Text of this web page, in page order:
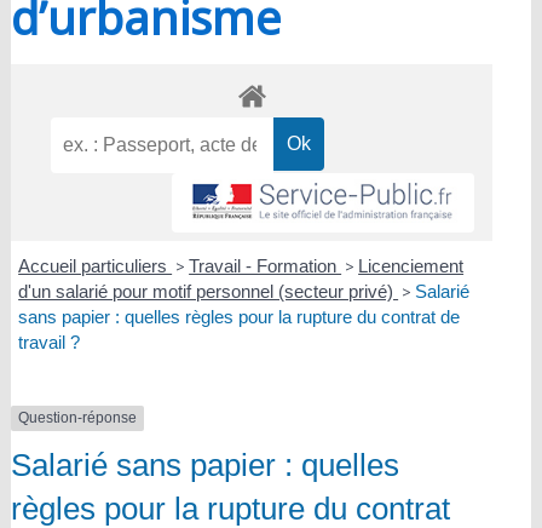
d’urbanisme
Accueil particuliers > Travail - Formation > Licenciement
d'un salarié pour motif personnel (secteur privé) > Salarié
sans papier : quelles règles pour la rupture du contrat de
travail ?
Question-réponse
Salarié sans papier : quelles
règles pour la rupture du contrat